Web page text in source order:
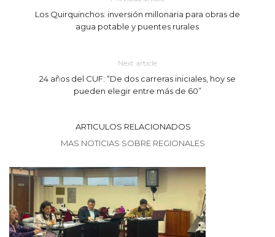
Los Quirquinchos: inversión millonaria para obras de
agua potable y puentes rurales
Next article
24 años del CUF: “De dos carreras iniciales, hoy se
pueden elegir entre más de 60”
ARTICULOS RELACIONADOS
MAS NOTICIAS SOBRE REGIONALES